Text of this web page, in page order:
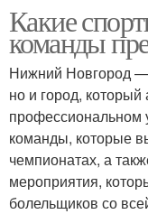
Какие
команды
Нижний Новгород —
но и город,
профессиональном
команды, которые
чемпионатах, а
мероприятия,
болельщиков со